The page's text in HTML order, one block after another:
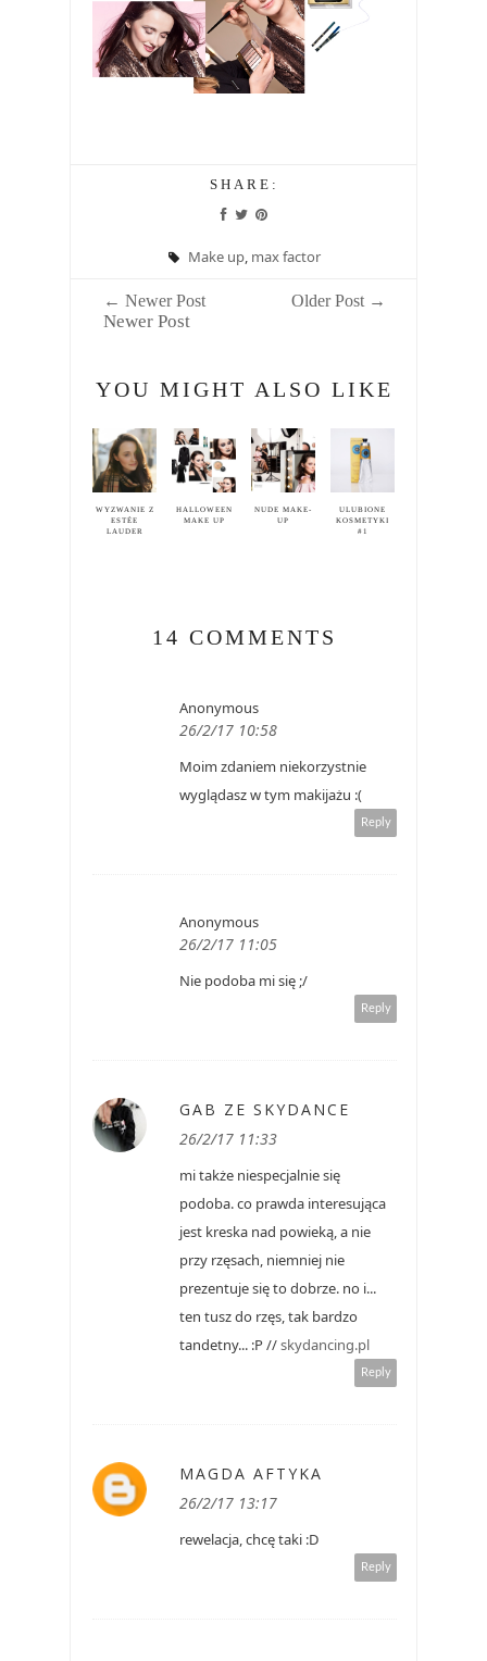
SHARE:
Make up, max factor
← Newer Post
Newer Post
Older Post →
YOU MIGHT ALSO LIKE
WYZWANIE Z
ESTÉE
LAUDER
HALLOWEEN
MAKE UP
NUDE MAKE-
UP
ULUBIONE
KOSMETYKI
#1
14 COMMENTS
Anonymous
26/2/17 10:58
Moim zdaniem niekorzystnie
wyglądasz w tym makijażu :(
Reply
Anonymous
26/2/17 11:05
Nie podoba mi się ;/
Reply
GAB ZE SKYDANCE
26/2/17 11:33
mi także niespecjalnie się
podoba. co prawda interesująca
jest kreska nad powieką, a nie
przy rzęsach, niemniej nie
prezentuje się to dobrze. no i...
ten tusz do rzęs, tak bardzo
tandetny... :P //skydancing.pl
Reply
MAGDA AFTYKA
26/2/17 13:17
rewelacja, chcę taki :D
Reply